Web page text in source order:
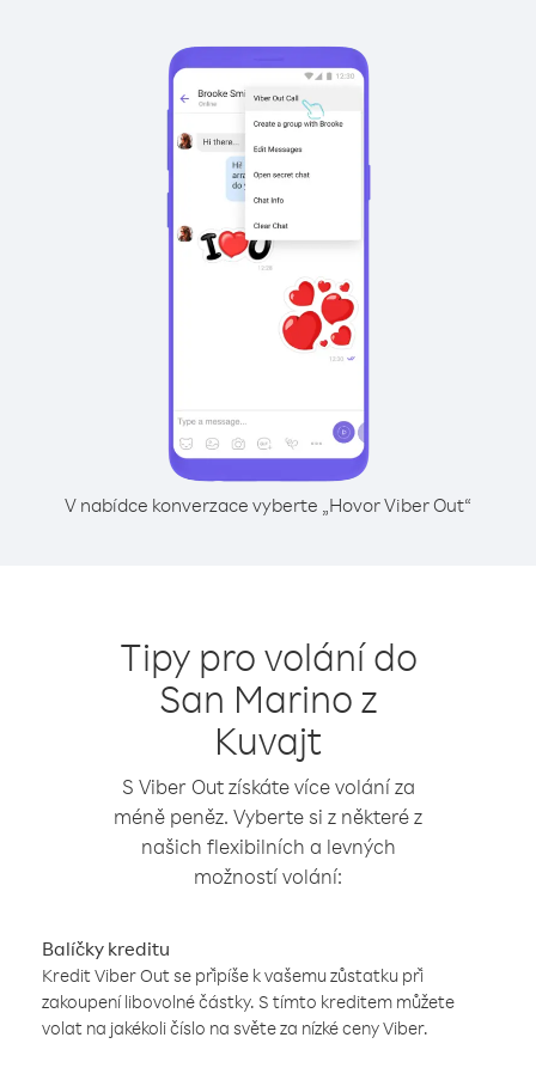
V nabídce konverzace vyberte „Hovor Viber Out“
Tipy pro volání do
San Marino z
Kuvajt
S Viber Out získáte více volání za
méně peněz. Vyberte si z některé z
našich flexibilních a levných
možností volání:
Balíčky kreditu
Kredit Viber Out se připíše k vašemu zůstatku při
zakoupení libovolné částky. S tímto kreditem můžete
volat na jakékoli číslo na světe za nízké ceny Viber.